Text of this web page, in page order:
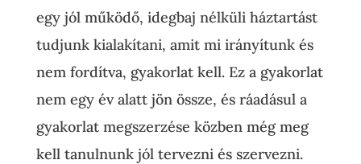
egy jól működő, idegbaj nélküli háztartást
tudjunk kialakítani, amit mi irányítunk és
nem fordítva, gyakorlat kell. Ez a gyakorlat
nem egy év alatt jön össze, és ráadásul a
gyakorlat megszerzése közben még meg
kell tanulnunk jól tervezni és szervezni.